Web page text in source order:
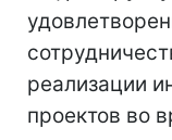
реализации
проектов во